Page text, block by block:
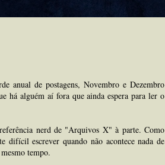
anual de postagens, Novembro e Dezembro
há alguém aí fora que ainda espera para ler o
nerd de "Arquivos X" à parte. Como
difícil escrever quando não acontece nada de
tempo.